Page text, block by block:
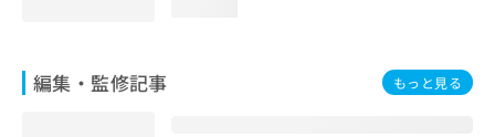
編集・監修記事 もっと見る